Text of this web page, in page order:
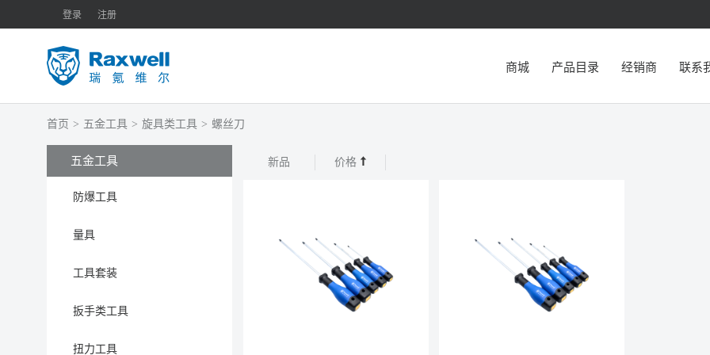
登录 注册
商城 产品目录 经销商 联系
首页 > 五金工具 > 旋具类工具 > 螺丝刀
五金工具
防爆工具
量具
工具套装
扳手类工具
扭力工具
新品 价格